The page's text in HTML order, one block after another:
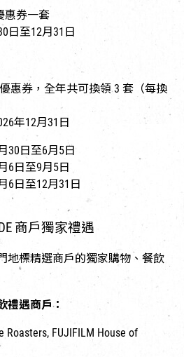
惠券一套
日至12月31日
惠券，全年共可換領 3 套（每換
年12月31日
30日至6月5日
6日至9月5日
6日至12月31日
商戶獨家禮遇
地標精選商戶的獨家購物、餐飲
禮遇商戶：
Roasters, FUJIFILM House of